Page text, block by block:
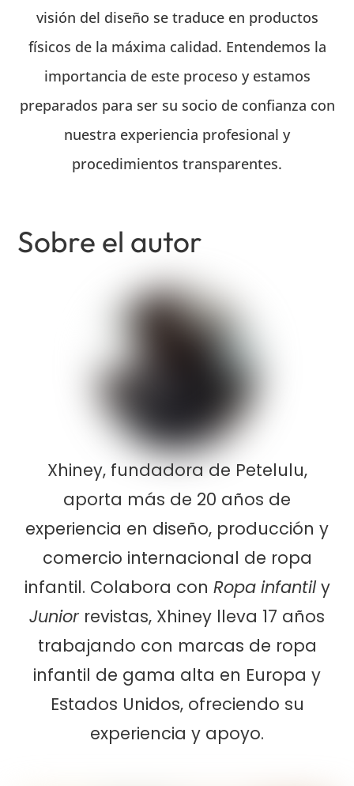
visión del diseño se traduce en productos
físicos de la máxima calidad. Entendemos la
importancia de este proceso y estamos
preparados para ser su socio de confianza con
nuestra experiencia profesional y
procedimientos transparentes.
Sobre el autor
Xhiney, fundadora de Petelulu,
aporta más de 20 años de
experiencia en diseño, producción y
comercio internacional de ropa
infantil. Colabora con Ropa infantily
Juniorrevistas, Xhiney lleva 17 años
trabajando con marcas de ropa
infantil de gama alta en Europa y
Estados Unidos, ofreciendo su
experiencia y apoyo.